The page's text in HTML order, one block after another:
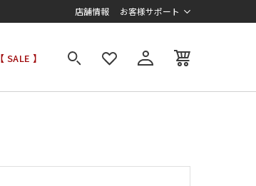
店舗情報 お客様サポート
【 SALE 】